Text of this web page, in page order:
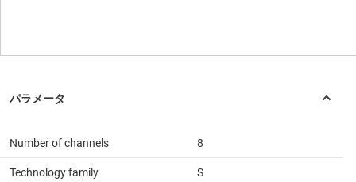
Number of channels 8
Technology family S